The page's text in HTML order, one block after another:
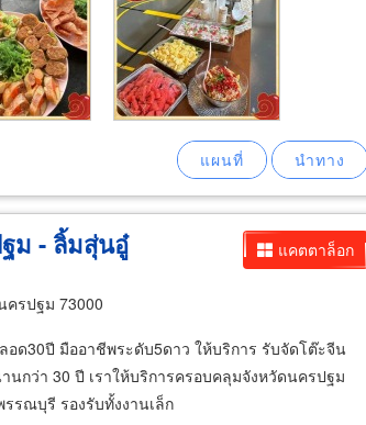
แคตตาล็อก
ม - ลิ้มสุ่นอู๋
ครปฐม 73000
ด30ปี มืออาชีพระดับ5ดาว ให้บริการ รับจัดโต๊ะจีน
กว่า 30 ปี เราให้บริการครอบคลุมจังหวัดนครปฐม
รณบุรี รองรับทั้งงานเล็ก